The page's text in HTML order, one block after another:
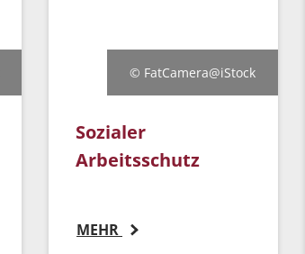
© FatCamera@iStock
Sozialer
Arbeitsschutz
MEHR